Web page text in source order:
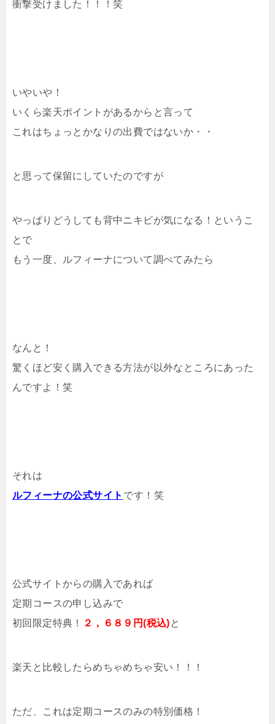
衝撃受けました！！！笑
いやいや！
いくら楽天ポイントがあるからと言って
これはちょっとかなりの出費ではないか・・
と思って保留にしていたのですが
やっぱりどうしても背中ニキビが気になる！というこ
とで
もう一度、ルフィーナについて調べてみたら
なんと！
驚くほど安く購入できる方法が以外なところにあった
んですよ！笑
それは
ルフィーナの公式サイト です！笑
公式サイトからの購入であれば
定期コースの申し込みで
初回限定特典！
２，６８９円(税込)と
楽天と比較したらめちゃめちゃ安い！！！
ただ、これは定期コースのみの特別価格！